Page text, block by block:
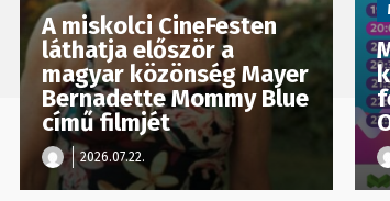
A miskolci CineFesten
láthatja először a
magyar közönség Mayer
Bernadette Mommy Blue
című filmjét
2026.07.22.